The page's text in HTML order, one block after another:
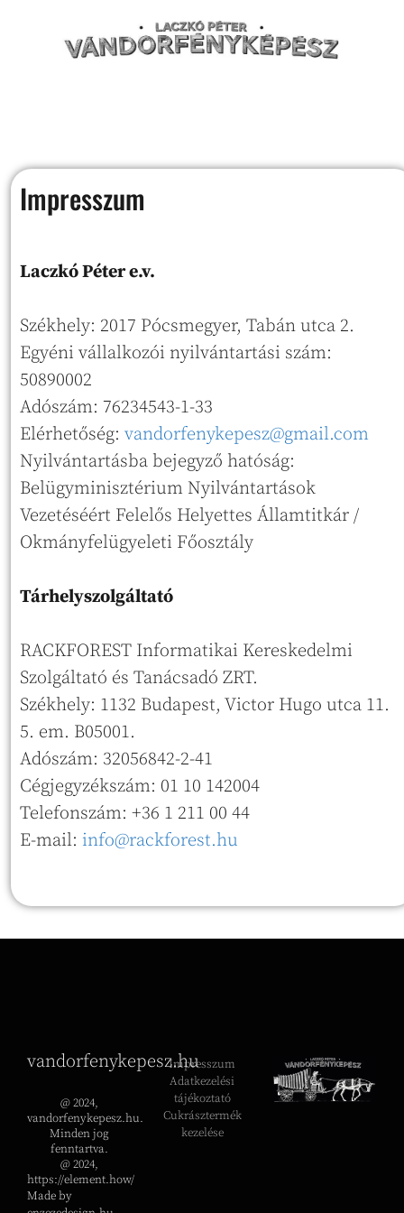
Impresszum
Laczkó Péter e.v.
Székhely: 2017 Pócsmegyer, Tabán utca 2.
Egyéni vállalkozói nyilvántartási szám:
50890002
Adószám: 76234543-1-33
Elérhetőség: vandorfenykepesz@gmail.com
Nyilvántartásba bejegyző hatóság:
Belügyminisztérium Nyilvántartások
Vezetéséért Felelős Helyettes Államtitkár /
Okmányfelügyeleti Főosztály
Tárhelyszolgáltató
RACKFOREST Informatikai Kereskedelmi
Szolgáltató és Tanácsadó ZRT.
Székhely: 1132 Budapest, Victor Hugo utca 11.
5. em. B05001.
Adószám: 32056842-2-41
Cégjegyzékszám: 01 10 142004
Telefonszám: +36 1 211 00 44
E-mail: info@rackforest.hu
vandorfenykepesz.hu
@ 2024,
vandorfenykepesz.hu.
Minden jog
fenntartva.
@ 2024,
https://element.how/
Made by
Impresszum
Adatkezelési
tájékoztató
Cukrásztermék
kezelése